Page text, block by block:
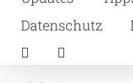
Datenschutz